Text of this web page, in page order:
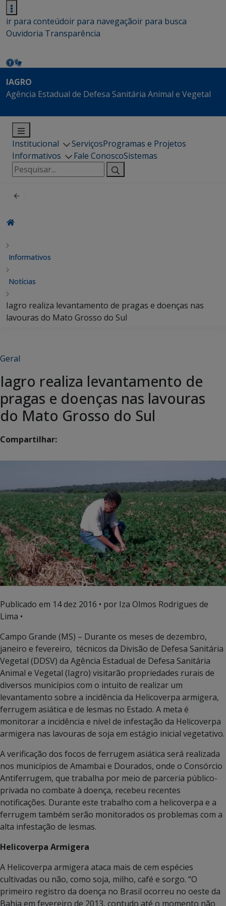
ir para conteúdoir para navegaçãoir para busca
Ouvidoria Transparência
IAGRO
Agência Estadual de Defesa Sanitária Animal e Vegetal
Institucional ServiçosProgramas e Projetos
Informativos
Fale ConoscoSistemas
Pesquisar
por:
Informativos
Notícias
Iagro realiza levantamento de pragas e doenças nas
lavouras do Mato Grosso do Sul
Geral
Iagro realiza levantamento de
pragas e doenças nas lavouras
do Mato Grosso do Sul
Compartilhar:
Publicado em 14 dez 2016 • por Iza Olmos Rodrigues de
Lima •
Campo Grande (MS) – Durante os meses de dezembro,
janeiro e fevereiro, técnicos da Divisão de Defesa Sanitária
Vegetal (DDSV) da Agência Estadual de Defesa Sanitária
Animal e Vegetal (Iagro) visitarão propriedades rurais de
diversos municípios com o intuito de realizar um
levantamento sobre a incidência da Helicoverpa armigera,
ferrugem asiática e de lesmas no Estado. A meta é
monitorar a incidência e nível de infestação da Helicoverpa
armigera nas lavouras de soja em estágio inicial vegetativo.
A verificação dos focos de ferrugem asiática será realizada
nos municípios de Amambai e Dourados, onde o Consórcio
Antiferrugem, que trabalha por meio de parceria público-
privada no combate à doença, recebeu recentes
notificações. Durante este trabalho com a helicoverpa e a
ferrugem também serão monitorados os problemas com a
alta infestação de lesmas.
Helicoverpa Armigera
A Helicoverpa armigera ataca mais de cem espécies
cultivadas ou não, como soja, milho, café e sorgo. “O
primeiro registro da doença no Brasil ocorreu no oeste da
Bahia em fevereiro de 2013, contudo até o momento não